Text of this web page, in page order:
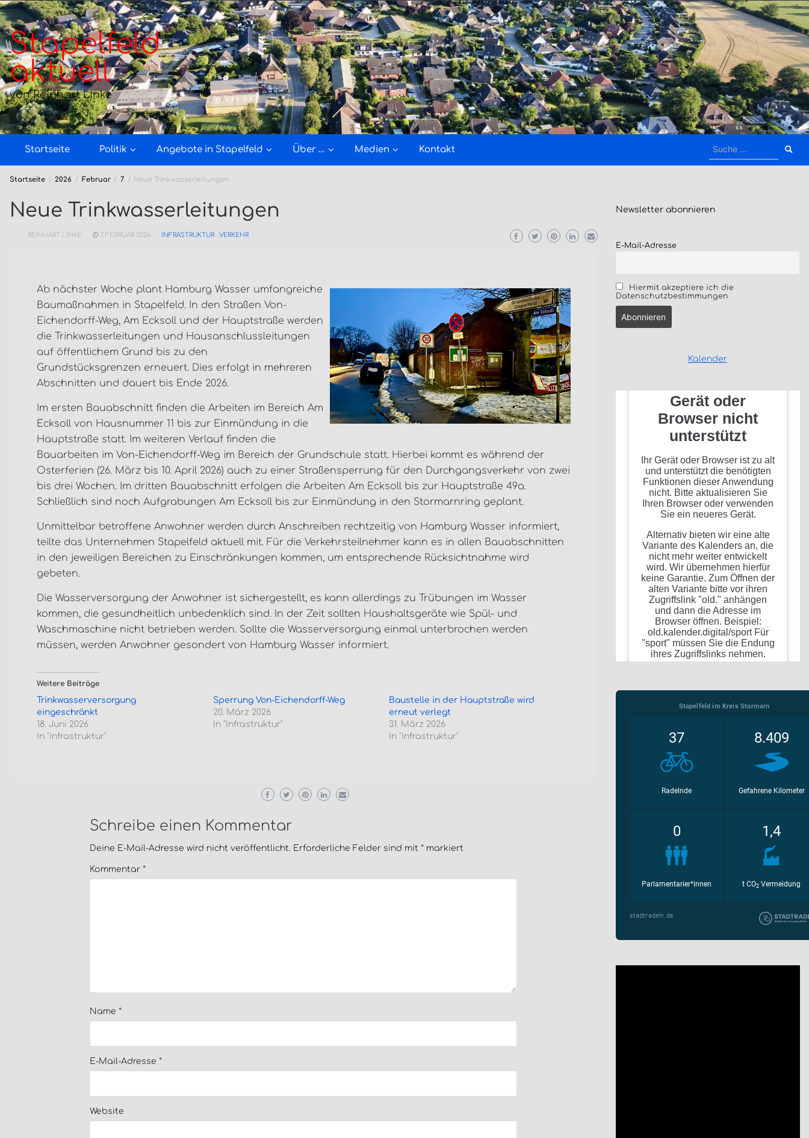
Zum
Inhalt
springen
Stapelfeld
aktuell
von Reinhart Linke
Startseite Politik Angebote in Stapelfeld Über … Medien Kontakt
Suche
Startseite 2026 Februar 7 Neue Trinkwasserleitungen
Neue Trinkwasserleitungen
REINHART LINKE 7. FEBRUAR 2026 INFRASTRUKTUR VERKEHR
Ab nächster Woche plant Hamburg Wasser umfangreiche
Baumaßnahmen in Stapelfeld. In den Straßen Von-
Eichendorff-Weg, Am Ecksoll und der Hauptstraße werden
die Trinkwasserleitungen und Hausanschlussleitungen
auf öffentlichem Grund bis zu den
Grundstücksgrenzen erneuert. Dies erfolgt in mehreren
Abschnitten und dauert bis Ende 2026.
Im ersten Bauabschnitt finden die Arbeiten im Bereich Am
Ecksoll von Hausnummer 11 bis zur Einmündung in die
Hauptstraße statt. Im weiteren Verlauf finden die
Bauarbeiten im Von-Eichendorff-Weg im Bereich der Grundschule statt. Hierbei kommt es während der
Osterferien (26. März bis 10. April 2026) auch zu einer Straßensperrung für den Durchgangsverkehr von zwei
bis drei Wochen. Im dritten Bauabschnitt erfolgen die Arbeiten Am Ecksoll bis zur Hauptstraße 49a.
Schließlich sind noch Aufgrabungen Am Ecksoll bis zur Einmündung in den Stormarnring geplant.
Unmittelbar betroffene Anwohner werden durch Anschreiben rechtzeitig von Hamburg Wasser informiert,
teilte das Unternehmen Stapelfeld aktuell mit. Für die Verkehrsteilnehmer kann es in allen Bauabschnitten
in den jeweiligen Bereichen zu Einschränkungen kommen, um entsprechende Rücksichtnahme wird
gebeten.
Die Wasserversorgung der Anwohner ist sichergestellt, es kann allerdings zu Trübungen im Wasser
kommen, die gesundheitlich unbedenklich sind. In der Zeit sollten Haushaltsgeräte wie Spül- und
Waschmaschine nicht betrieben werden. Sollte die Wasserversorgung einmal unterbrochen werden
müssen, werden Anwohner gesondert von Hamburg Wasser informiert.
Weitere Beiträge
Trinkwasserversorgung
eingeschränkt
18. Juni 2026
In "Infrastruktur"
Sperrung Von-Eichendorff-Weg
20. März 2026
In "Infrastruktur"
Baustelle in der Hauptstraße wird
erneut verlegt
31. März 2026
In "Infrastruktur"
Schreibe einen Kommentar
Deine E-Mail-Adresse wird nicht veröffentlicht. Erforderliche Felder sind mit* markiert
Kommentar*
Name*
E-Mail-Adresse*
Website
Newsletter abonnieren
E-Mail-Adresse
Hiermit akzeptiere ich die
Datenschutzbestimmungen
Kalender